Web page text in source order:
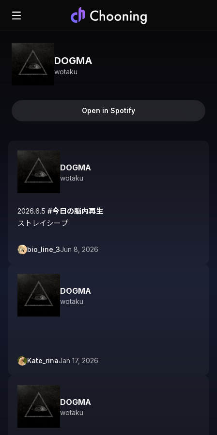
DOGMA
wotaku
Open in Spotify
DOGMA
wotaku
2026.6.5 #今日の脳内再生
ストレイシープ
bio_line_3Jun 8, 2026
DOGMA
wotaku
Kate_rinaJan 17, 2026
DOGMA
wotaku